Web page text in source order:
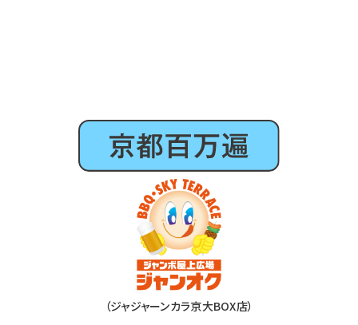
（ジャジャーンカラ京大BOX店）